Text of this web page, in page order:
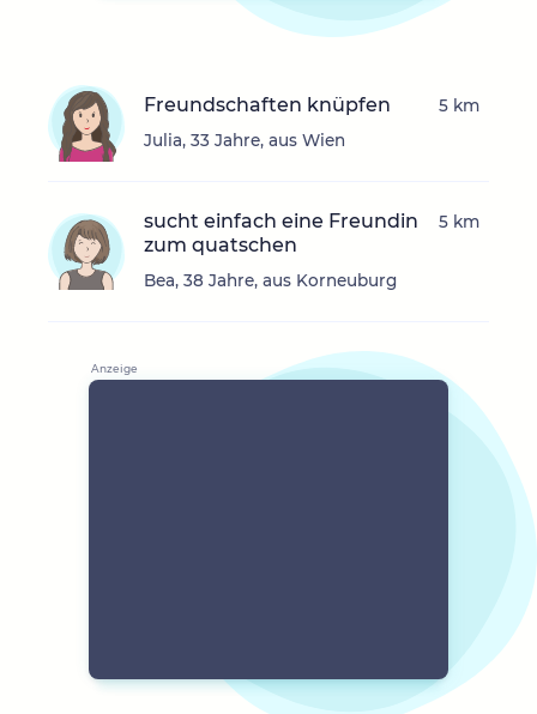
Freundschaften knüpfen
Julia, 33 Jahre, aus Wien
5 km
sucht einfach eine Freundin
zum quatschen
Bea, 38 Jahre, aus Korneuburg
5 km